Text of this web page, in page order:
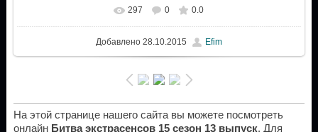
297 0 0.0
Добавлено28.10.2015 Efim
На этой странице нашего сайта вы можете посмотреть
онлайн Битва экстрасенсов 15 сезон 13 выпуск. Для